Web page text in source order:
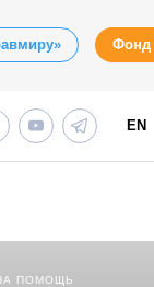
Фонд
EN
ПОМОЩЬ